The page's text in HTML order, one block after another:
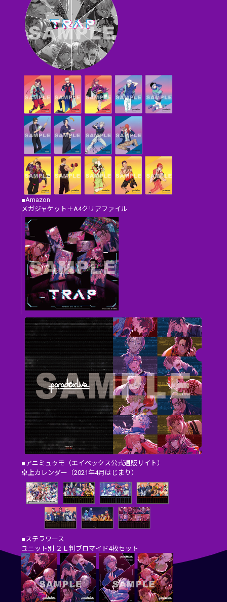
■Amazon
メガジャケット＋A4クリアファイル
■アニミュゥモ（エイベックス公式通販サイト）
卓上カレンダー（2021年4月はじまり）
■ステラワース
ユニット別 ２Ｌ判ブロマイド4枚セット